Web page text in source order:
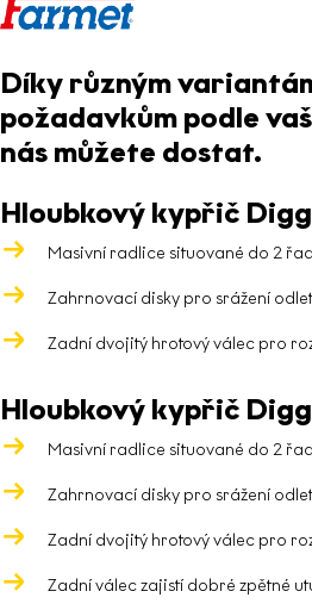
Díky různým
požadavkům podle
nás můžete dostat.
Hloubkový kypřič
Masivní radlice situované do 2
Zahrnovací disky pro srážení
Zadní dvojitý hrotový válec pro
Hloubkový kypřič
Masivní radlice situované do 2
Zahrnovací disky pro srážení
Zadní dvojitý hrotový válec pro
Zadní válec zajistí dobré zpětné